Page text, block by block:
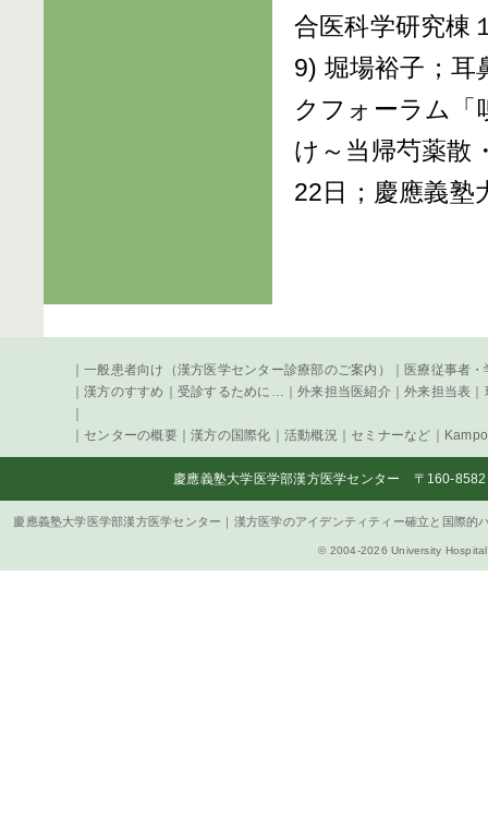
合医科学研究棟
9) 堀場裕子；
クフォーラム「
け～当帰芍薬散
22日；慶應義塾
｜一般患者向け（漢方医学センター診療部のご案内）
医療従事者
｜漢方のすすめ 受診するために… ｜外来担当医紹介｜外来担当表
センターの概要｜漢方の国際化 活動概況｜ セミナーなど
慶應義塾大学医学部漢方医学センター 〒160-
慶應義塾大学医学部漢方医学センター｜漢方医学のアイデンティティー確立と国際
© 2004-2026 University